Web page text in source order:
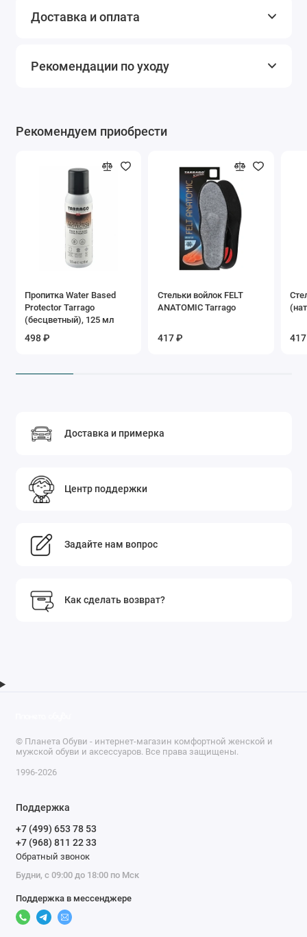
Доставка и оплата
Рекомендации по уходу
Рекомендуем приобрести
Пропитка Water Based
Protector Tarrago
(бесцветный), 125 мл
498 ₽
Стельки войлок FELT
ANATOMIC Tarrago
417 ₽
Доставка и примерка
Центр поддержки
Задайте нам вопрос
Как сделать возврат?
© Планета Обуви - интернет-магазин комфортной женской и
мужской обуви и аксессуаров. Все права защищены.
1996-2026
Поддержка
+7 (499) 653 78 53
+7 (968) 811 22 33
Обратный звонок
Будни, с 09:00 до 18:00 по Мск
Поддержка в мессенджере